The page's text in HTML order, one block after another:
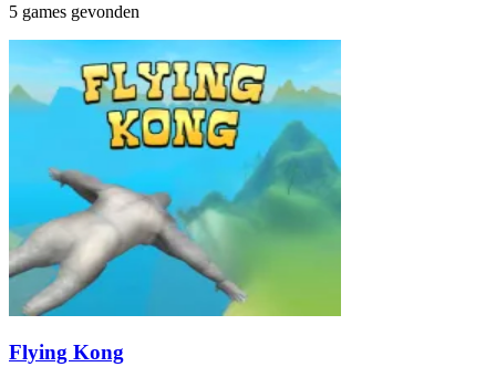
5 games gevonden
Flying Kong